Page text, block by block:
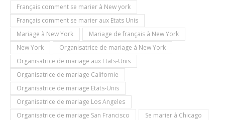
Français comment se marier à New york
Français comment se marier aux Etats Unis
Mariage à New York
Mariage de français à New York
New York
Organisatrice de mariage à New York
Organisatrice de mariage aux Etats-Unis
Organisatrice de mariage Californie
Organisatrice de mariage Etats-Unis
Organisatrice de mariage Los Angeles
Organisatrice de mariage San Francisco
Se marier à Chicago